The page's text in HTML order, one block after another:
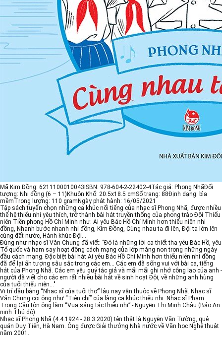
Mã Kim Đồng: 6211100010043 ISBN: 978-604-2-22402-4Tác giả: Phong NhãĐối
tượng: Nhi đồng (6 – 11) Khuôn Khổ: 20.5x18.5 cmSố trang: 88Định dạng: bìa
mềmTrọng lượng: 110 gram Ngày phát hành: 16/05/2021
Tập sách tuyển chọn những ca khúc nổi tiếng của nhạc sĩ Phong Nhã, được nhiều
thế hệ thiếu nhi yêu thích, trở thành bài hát truyền thống của phong trào Đội Thiếu
niên Tiền phong Hồ Chí Minh như: Ai yêu Bác Hồ Chí Minh hơn thiếu niên nhi
đồng, Nhanh bước nhanh nhi đồng, Kim Đồng, Cùng nhau ta đi lên, Đội ta lớn lên
cùng đất nước, Hành khúc Đội...
Đúng như nhạc sĩ Văn Chung đã viết: "Đó là những lời ca thiết tha yêu Bác Hồ, yêu
Tổ quốc và ham say hoạt động cách mạng của lớp măng non trong những ngày
đầu cách mạng. Đặc biệt bài hát Ai yêu Bác Hồ Chí Minh hơn thiếu niên nhi đồng
đã để lại ấn tượng sâu sắc trong các em... Các em đã sống vui với bài ca, tiếng
hát của Phong Nhã. Các em yêu quý tác giả và mãi mãi ghi nhớ công lao của anh -
người đã viết cho các em rất nhiều bài hát về sinh hoạt Đội, về những anh hùng
của tuổi thiếu niên..."
Vị trí đầu bảng “Nhạc sĩ của tuổi thơ” lâu nay vẫn thuộc về Phong Nhã. Nhạc sĩ
Văn Chung coi ông như “Tiên chỉ” của làng ca khúc thiếu nhi. Nhạc sĩ Phạm
Trọng Cầu tôn ông làm “Vua sáng tác thiếu nhi” - Nguyễn Thị Minh Châu (Báo An
ninh Thủ đô).
Nhạc sĩ Phong Nhã (4.4.1924 - 28.3.2020) tên thật là Nguyễn Văn Tường, quê
quán Duy Tiên, Hà Nam. Ông được Giải thưởng Nhà nước về Văn học Nghệ thuật
năm 2001.